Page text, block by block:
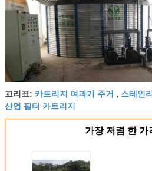
꼬리표: 카트리지 여과기 주거 , 스테인
산업 필터 카트리지
가장 저렴 한 가